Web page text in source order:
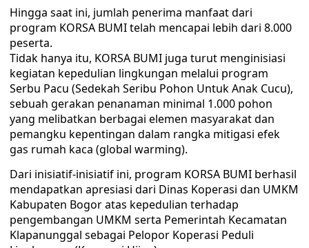
Hingga saat ini, jumlah penerima manfaat dari
program KORSA BUMI telah mencapai lebih dari 8.000
peserta.
Tidak hanya itu, KORSA BUMI juga turut menginisiasi
kegiatan kepedulian lingkungan melalui program
Serbu Pacu (Sedekah Seribu Pohon Untuk Anak Cucu),
sebuah gerakan penanaman minimal 1.000 pohon
yang melibatkan berbagai elemen masyarakat dan
pemangku kepentingan dalam rangka mitigasi efek
gas rumah kaca (global warming).
Dari inisiatif-inisiatif ini, program KORSA BUMI berhasil
mendapatkan apresiasi dari Dinas Koperasi dan UMKM
Kabupaten Bogor atas kepedulian terhadap
pengembangan UMKM serta Pemerintah Kecamatan
Klapanunggal sebagai Pelopor Koperasi Peduli